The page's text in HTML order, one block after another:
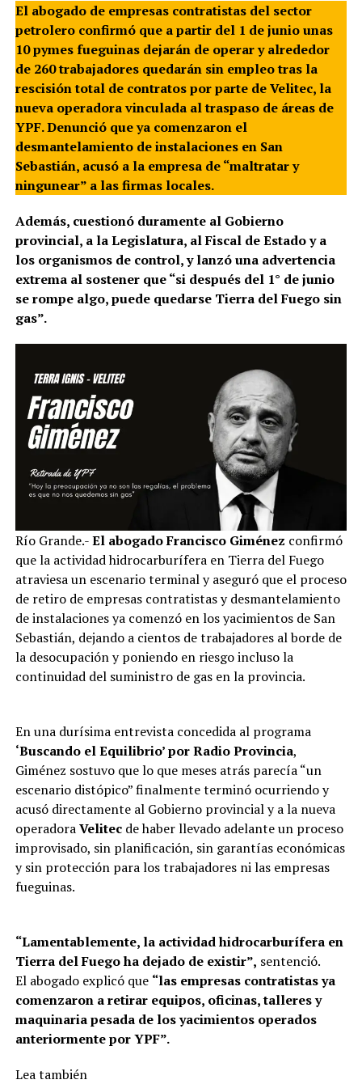
El abogado de empresas contratistas del sector
petrolero confirmó que a partir del 1 de junio unas
10 pymes fueguinas dejarán de operar y alrededor
de 260 trabajadores quedarán sin empleo tras la
rescisión total de contratos por parte de Velitec, la
nueva operadora vinculada al traspaso de áreas de
YPF. Denunció que ya comenzaron el
desmantelamiento de instalaciones en San
Sebastián, acusó a la empresa de “maltratar y
ningunear” a las firmas locales.
Además, cuestionó duramente al Gobierno
provincial, a la Legislatura, al Fiscal de Estado y a
los organismos de control, y lanzó una advertencia
extrema al sostener que “si después del 1° de junio
se rompe algo, puede quedarse Tierra del Fuego sin
gas”.
Río Grande.-El abogado Francisco Giménez confirmó
que la actividad hidrocarburífera en Tierra del Fuego
atraviesa un escenario terminal y aseguró que el proceso
de retiro de empresas contratistas y desmantelamiento
de instalaciones ya comenzó en los yacimientos de San
Sebastián, dejando a cientos de trabajadores al borde de
la desocupación y poniendo en riesgo incluso la
continuidad del suministro de gas en la provincia.
En una durísima entrevista concedida al programa
‘Buscando el Equilibrio’ por Radio Provincia,
Giménez sostuvo que lo que meses atrás parecía “un
escenario distópico” finalmente terminó ocurriendo y
acusó directamente al Gobierno provincial y a la nueva
operadoraVelitec de haber llevado adelante un proceso
improvisado, sin planificación, sin garantías económicas
y sin protección para los trabajadores ni las empresas
fueguinas.
“Lamentablemente, la actividad hidrocarburífera en
Tierra del Fuego ha dejado de existir”, sentenció.
El abogado explicó que “las empresas contratistas ya
comenzaron a retirar equipos, oficinas, talleres y
maquinaria pesada de los yacimientos operados
anteriormente por YPF”.
Lea también